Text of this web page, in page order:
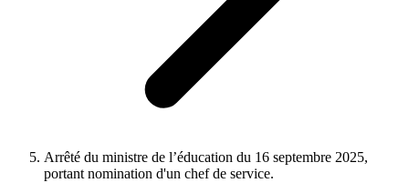
Arrêté du ministre de l’éducation du 16 septembre 2025,
portant nomination d'un chef de service.